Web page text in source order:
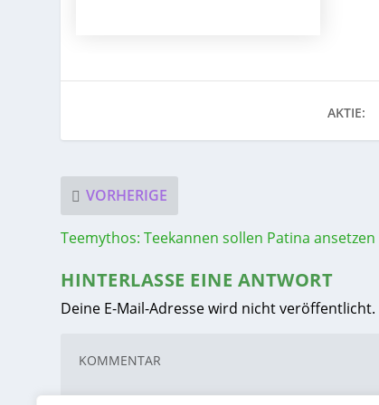
AKTIE:
VORHERIGE
Teemythos: Teekannen sollen Patina ansetzen
HINTERLASSE EINE ANTWORT
Deine E-Mail-Adresse wird nicht veröffentlicht.